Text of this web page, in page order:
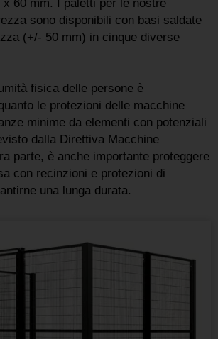
x 60 mm. I paletti per le nostre
sono disponibili con basi saldate
(+/- 50 mm) in cinque diverse
fisica delle persone è
le protezioni delle macchine
minime da elementi con potenziali
dalla Direttiva Macchine
parte, è anche importante proteggere
con recinzioni e protezioni di
una lunga durata.